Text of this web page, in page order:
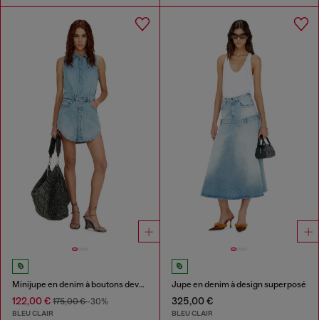
Minijupe en denim à boutons devant
122,00 € 175,00 €-30%
BLEU CLAIR
Jupe en denim à design superposé
325,00 €
BLEU CLAIR